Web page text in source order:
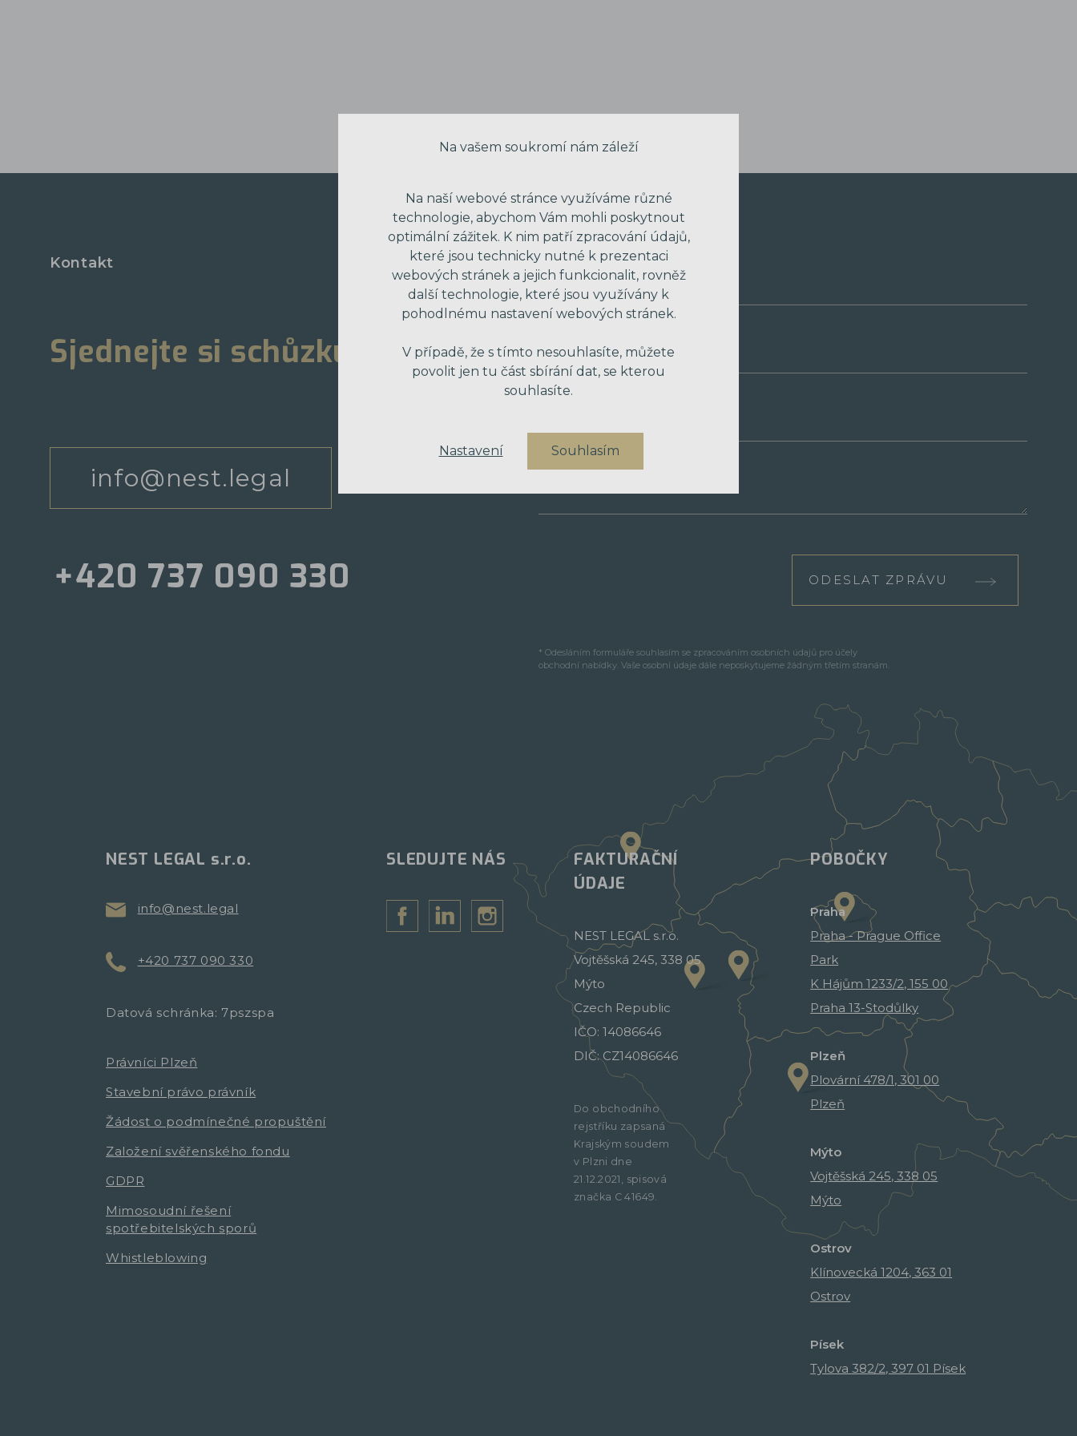
Kontakt
Sjednejte si schůzku
info@nest.legal
+420 737 090 330
VAŠE JMÉNO
VAŠE ZPRÁVA
ODESLAT ZPRÁVU
* Odesláním formuláře souhlasím se zpracováním osobních údajů pro účely
obchodní nabídky. Vaše osobní údaje dále neposkytujeme žádným třetím stranám.
NEST LEGAL s.r.o.
info@nest.legal
+420 737 090 330
Datová schránka: 7pszspa
Právníci Plzeň
Stavební právo právník
Žádost o podmínečné propuštění
Založení svěřenského fondu
GDPR
Mimosoudní řešení
spotřebitelských sporů
Whistleblowing
SLEDUJTE NÁS
FAKTURAČNÍ
ÚDAJE
NEST LEGAL s.r.o.
Vojtěšská 245, 338 05
Mýto
Czech Republic
IČO: 14086646
DIČ: CZ14086646
Do obchodního
rejstříku zapsaná
Krajským soudem
v Plzni dne
21.12.2021, spisová
značka C 41649.
POBOČKY
Praha
Praha - Prague Office
Park
K Hájům 1233/2, 155 00
Praha 13-Stodůlky
Plzeň
Plovární 478/1, 301 00
Plzeň
Mýto
Vojtěšská 245, 338 05
Mýto
Ostrov
Klínovecká 1204, 363 01
Ostrov
Písek
Tylova 382/2, 397 01 Písek
Na vašem soukromí nám záleží
Na naší webové stránce využíváme různé
technologie, abychom Vám mohli poskytnout
optimální zážitek. K nim patří zpracování údajů,
které jsou technicky nutné k prezentaci
webových stránek a jejich funkcionalit, rovněž
další technologie, které jsou využívány k
pohodlnému nastavení webových stránek.
V případě, že s tímto nesouhlasíte, můžete
povolit jen tu část sbírání dat, se kterou
souhlasíte.
Nastavení Souhlasím